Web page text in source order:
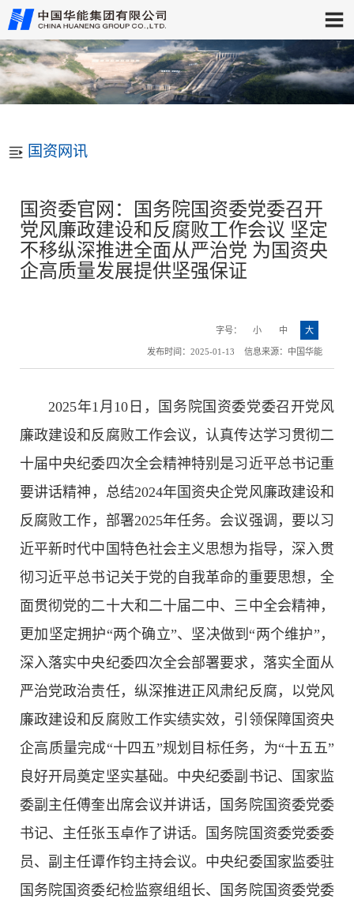
国资网讯
国资委官网：国务院国资委党委召开
党风廉政建设和反腐败工作会议 坚定
不移纵深推进全面从严治党 为国资央
企高质量发展提供坚强保证
字号： 小 中 大
发布时间：2025-01-13 信息来源：中国华能
2025年1 月 10 日，国务院国资委党委召开党风
廉政建设和反腐败工作会议，认真传达学习贯彻二
十届中央纪委四次全会精神特别是习近平总书记重
要讲话精神，总结2024年国资央企党风廉政建设和
反腐败工作，部署2025年任务。会议强调，要以习
近平新时代中国特色社会主义思想为指导，深入贯
彻习近平总书记关于党的自我革命的重要思想，全
面贯彻党的二十大和二十届二中、三中全会精神，
更加坚定拥护“两个确立”、坚决做到“两个维护”，
深入落实中央纪委四次全会部署要求，落实全面从
严治党政治责任，纵深推进正风肃纪反腐，以党风
廉政建设和反腐败工作实绩实效，引领保障国资央
企高质量完成“十四五”规划目标任务，为“十五五”
良好开局奠定坚实基础。中央纪委副书记、国家监
委副主任傅奎出席会议并讲话，国务院国资委党委
书记、主任张玉卓作了讲话。国务院国资委党委委
员、副主任谭作钧主持会议。中央纪委国家监委驻
国务院国资委纪检监察组组长、国务院国资委党委